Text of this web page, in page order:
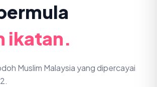
ikatan.
Muslim Malaysia yang dipercayai